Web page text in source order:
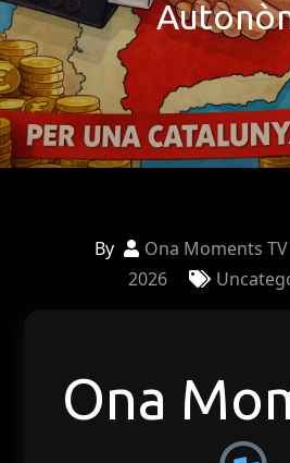
By Ona Moments TV
2026
Ona